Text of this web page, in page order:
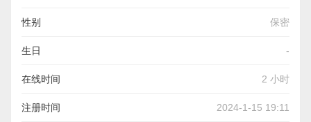
性别 保密
生日 -
在线时间 2 小时
注册时间 2024-1-15 19:11